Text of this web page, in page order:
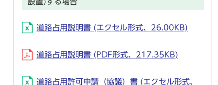
道路占用説明書 (エクセル形式、26.00KB)
道路占用説明書 (PDF形式、217.35KB)
道路占用許可申請（協議）書 (エクセル形式、